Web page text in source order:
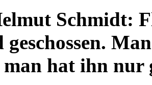
Schmidt:
man hat ihn nur